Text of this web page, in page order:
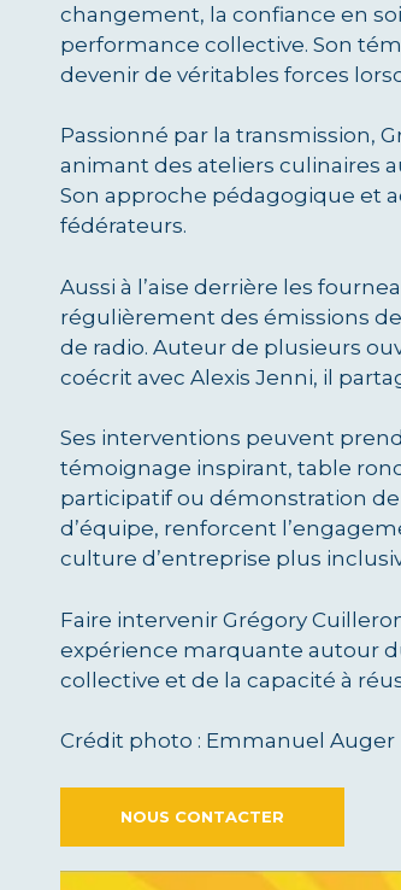
changement, la confiance en
performance collective. Son
devenir de véritables forces
Passionné par la transmission,
animant des ateliers culinaires
Son approche pédagogique et
fédérateurs.
Aussi à l’aise derrière les
régulièrement des émissions
de radio. Auteur de plusieurs
coécrit avec Alexis Jenni, il
Ses interventions peuvent
témoignage inspirant, table
participatif ou démonstration
d’équipe, renforcent
culture d’entreprise plus
Faire intervenir Grégory
expérience marquante autour
collective et de la capacité à
Crédit photo : Emmanuel Auger
NOUS CONTACTER